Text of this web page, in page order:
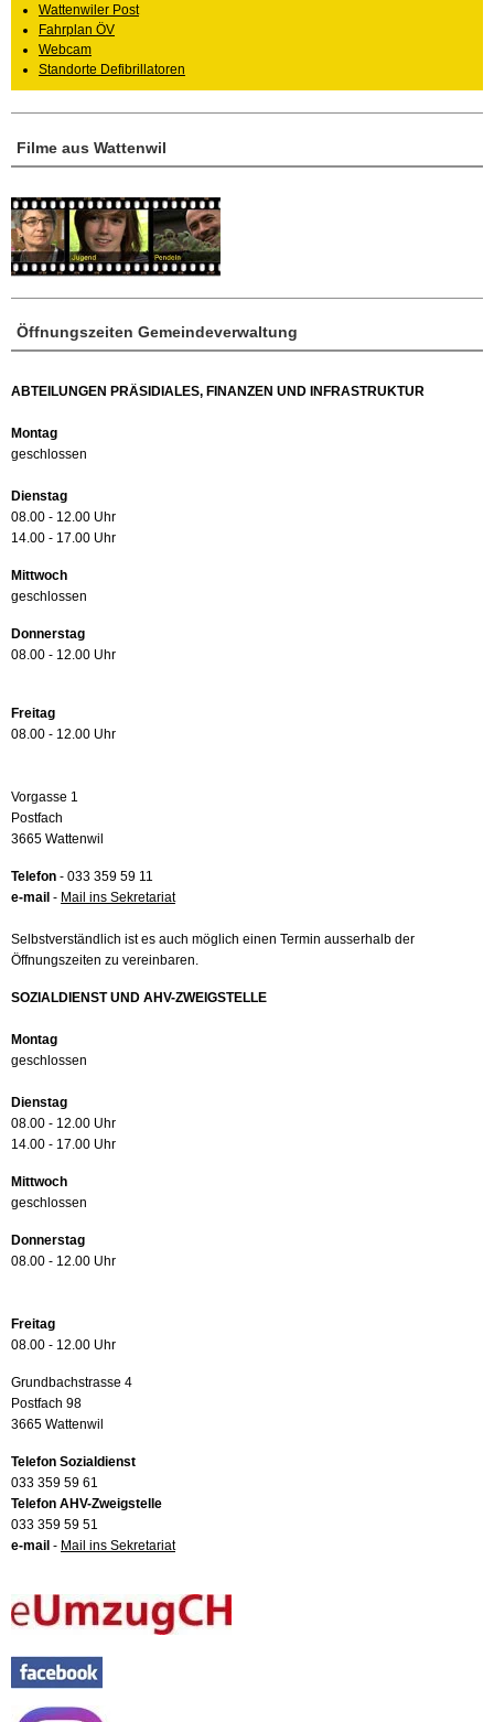
Öffnungszeiten Gemeindeverwaltung
ABTEILUNGEN PRÄSIDIALES, FINANZEN UND INFRASTRUKTUR
Montag
geschlossen
Dienstag
08.00 - 12.00 Uhr
14.00 - 17.00 Uhr
Mittwoch
geschlossen
Donnerstag
08.00 - 12.00 Uhr
Freitag
08.00 - 12.00 Uhr
Vorgasse 1
Postfach
3665 Wattenwil
Telefon - 033 359 59 11
e-mail - Mail ins Sekretariat
Selbstverständlich ist es auch möglich einen Termin ausserhalb der
Öffnungszeiten zu vereinbaren.
SOZIALDIENST UND AHV-ZWEIGSTELLE
Montag
geschlossen
Dienstag
08.00 - 12.00 Uhr
14.00 - 17.00 Uhr
Mittwoch
geschlossen
Donnerstag
08.00 - 12.00 Uhr
Freitag
08.00 - 12.00 Uhr
Grundbachstrasse 4
Postfach 98
3665 Wattenwil
Telefon Sozialdienst
033 359 59 61
Telefon AHV-Zweigstelle
033 359 59 51
e-mail - Mail ins Sekretariat
Filme aus Wattenwil
Wattenwiler Post
Fahrplan ÖV
Webcam
Standorte Defibrillatoren